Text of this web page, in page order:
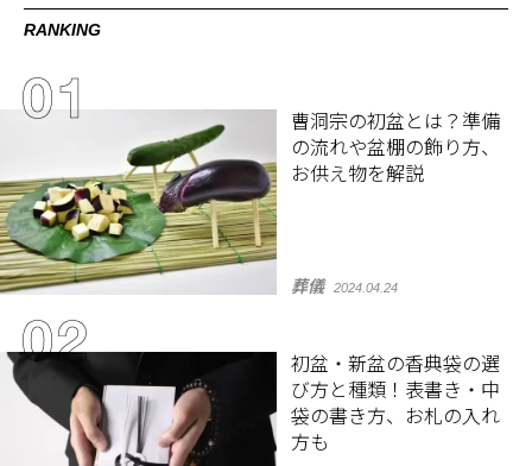
RANKING
曹洞宗の初盆とは？準備
の流れや盆棚の飾り方、
お供え物を解説
葬儀 2024.04.24
初盆・新盆の香典袋の選
び方と種類！表書き・中
袋の書き方、お札の入れ
方も